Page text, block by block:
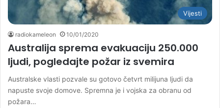
Vijesti
radiokameleon 10/01/2020
Australija sprema evakuaciju 250.000
ljudi, pogledajte požar iz svemira
Australske vlasti pozvale su gotovo četvrt milijuna ljudi da
napuste svoje domove. Spremna je i vojska za obranu od
požara…